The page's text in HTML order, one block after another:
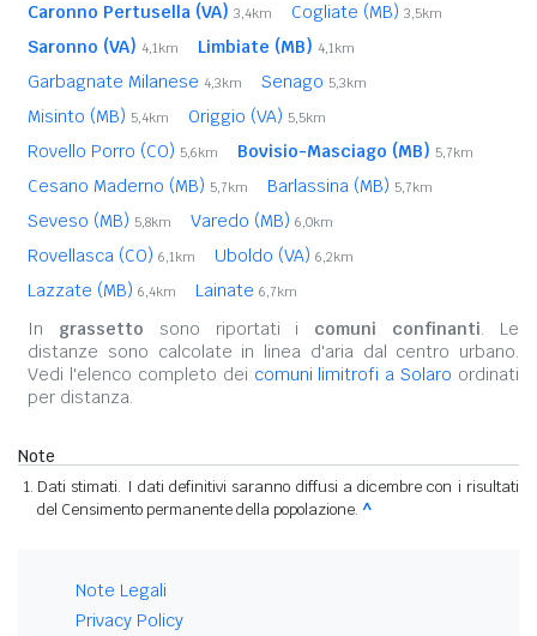
Caronno Pertusella (VA) 3,4km Cogliate (MB) 3,5km
Saronno (VA) 4,1km Limbiate (MB) 4,1km
Garbagnate Milanese 4,3km Senago 5,3km
Misinto (MB) 5,4km Origgio (VA) 5,5km
Rovello Porro (CO) 5,6km Bovisio-Masciago (MB) 5,7km
Cesano Maderno (MB) 5,7km Barlassina (MB) 5,7km
Seveso (MB) 5,8km Varedo (MB) 6,0km
Rovellasca (CO) 6,1km Uboldo (VA) 6,2km
Lazzate (MB) 6,4km Lainate 6,7km
In grassetto sono riportati i comuni confinanti. Le
distanze sono calcolate in linea d'aria dal centro urbano.
Vedi l'elenco completo dei comuni limitrofi a Solaro ordinati
per distanza.
Note
Dati stimati. I dati definitivi saranno diffusi a dicembre con i risultati
del Censimento permanente della popolazione. ^
Note Legali
Privacy Policy